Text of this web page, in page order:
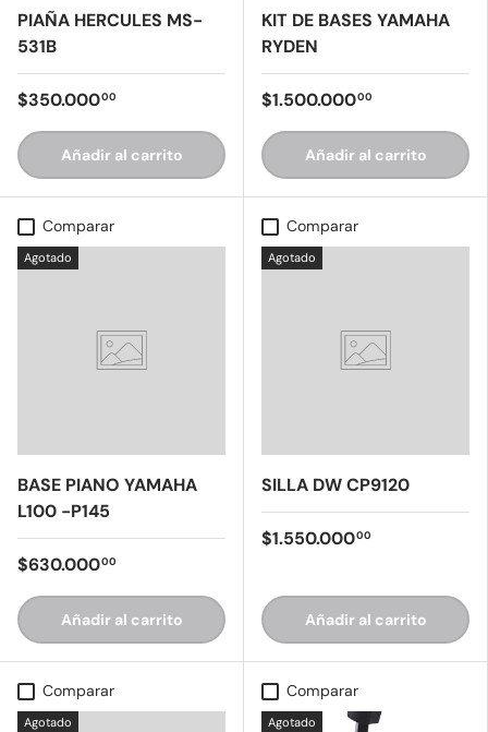
PIAÑA HERCULES MS-
531B
$350.00000
Añadir al carrito
KIT DE BASES YAMAHA
RYDEN
$1.500.00000
Añadir al carrito
Comparar
Agotado
BASE PIANO YAMAHA
L100 -P145
$630.00000
Añadir al carrito
Comparar
Agotado
SILLA DW CP9120
$1.550.00000
Añadir al carrito
Comparar
Agotado
Comparar
Agotado